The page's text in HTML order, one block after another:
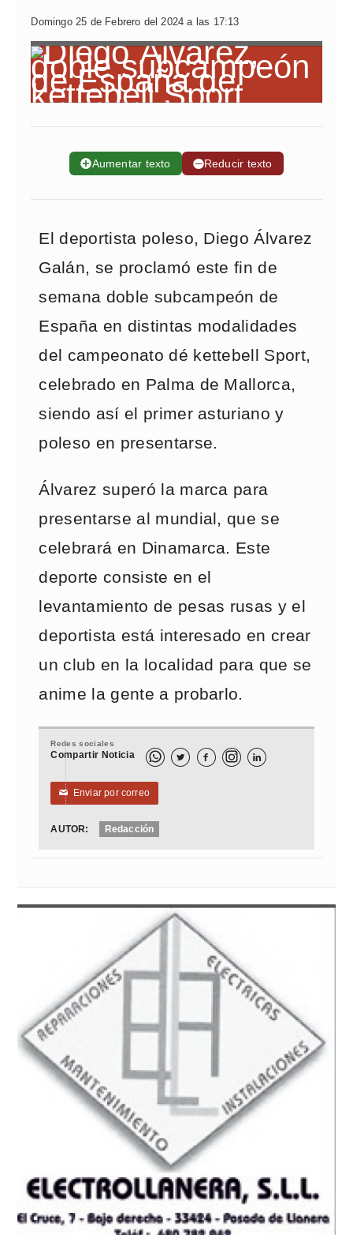
Domingo 25 de Febrero del 2024 a las 17:13
➕Aumentar texto ➖Reducir texto
El deportista poleso, Diego Álvarez
Galán, se proclamó este fin de
semana doble subcampeón de
España en distintas modalidades
del campeonato dé kettebell Sport,
celebrado en Palma de Mallorca,
siendo así el primer asturiano y
poleso en presentarse.
Álvarez superó la marca para
presentarse al mundial, que se
celebrará en Dinamarca. Este
deporte consiste en el
levantamiento de pesas rusas y el
deportista está interesado en crear
un club en la localidad para que se
anime la gente a probarlo.
Redes sociales
Compartir Noticia   
✉ Enviar por correo
AUTOR: Redacción